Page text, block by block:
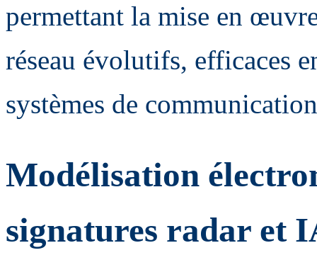
permettant la mise en
réseau évolutifs, efficaces
systèmes de
Modélisation
signatures radar et